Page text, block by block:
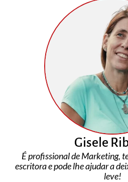
Gisele
É profissional de Marketing,
escritora e pode lhe ajudar a
leve!